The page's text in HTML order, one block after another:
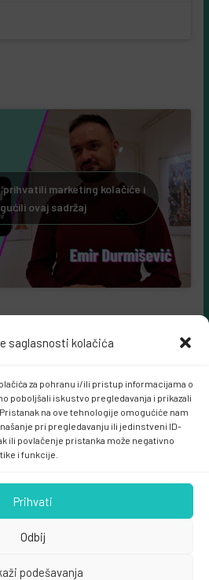
saglasnosti kolačića
za pohranu i/ili pristup informacijama o
poboljšali iskustvo pregledavanja i prikazali
na ove tehnologije omogućiće nam
pri pregledavanju ili jedinstveni ID-
ili povlačenje pristanka može negativno
i funkcije.
Prihvati
Odbij
podešavanja
marketing kolačiće i
ovaj sadržaj